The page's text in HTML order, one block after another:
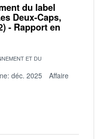
du label
Deux-Caps,
- Rapport en
ET DU
déc. 2025
Affaire